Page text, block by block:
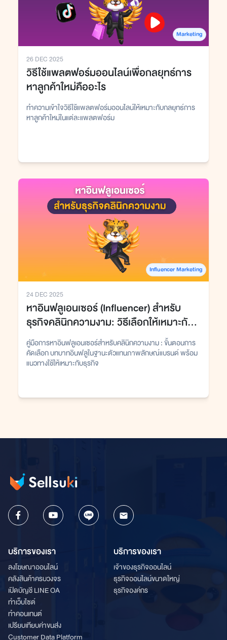
Marketing
26 DEC 2025
วิธีใช้แพลตฟอร์มออนไลน์เพื่อกลยุทธ์การ
หาลูกค้าใหม่คืออะไร
ทำความเข้าใจวิธีใช้แพลตฟอร์มออนไลน์ให้เหมาะกับกลยุทธ์การ
หาลูกค้าใหม่ในแต่ละแพลตฟอร์ม
Influencer Marketing
24 DEC 2025
หาอินฟลูเอนเซอร์ (Influencer) สำหรับ
ธุรกิจคลินิกความงาม: วิธีเลือกให้เหมาะกับ
แบรนด์และงบการตลาด
คู่มือการหาอินฟลูเอนเซอร์สำหรับคลินิกความงาม : ขั้นตอนการ
คัดเลือก บทบาทอินฟลูในฐานะตัวแทนภาพลักษณ์แบรนด์ พร้อม
แนวทางใช้ให้เหมาะกับธุรกิจ
บริการของเรา
ลงโฆษณาออนไลน์
คลังสินค้าครบวงจร
เปิดบัญชี LINE OA
ทำเว็บไซต์
ทำคอนเทนต์
เปรียบเทียบค่าขนส่ง
Customer Data Platform
บริการของเรา
เจ้าของธุรกิจออนไลน์
ธุรกิจออนไลน์ขนาดใหญ่
ธุรกิจองค์กร